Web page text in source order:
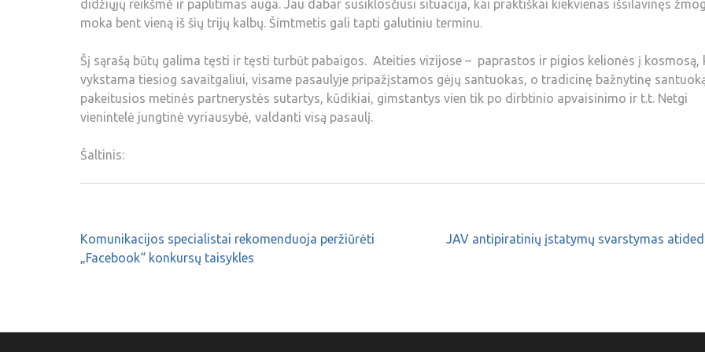
didžiųjų reikšmė ir paplitimas auga. Jau dabar susiklosčiusi situacija, kai praktiškai kiekvienas išsilavinęs
moka bent vieną iš šių trijų kalbų. Šimtmetis gali tapti galutiniu terminu.
Šį sąrašą būtų galima tęsti ir tęsti turbūt pabaigos. Ateities vizijose – paprastos ir pigios kelionės į kosmosą,
vykstama tiesiog savaitgaliui, visame pasaulyje pripažįstamos gėjų santuokas, o tradicinę bažnytinę
pakeitusios metinės partnerystės sutartys, kūdikiai, gimstantys vien tik po dirbtinio apvaisinimo ir t.t. Netgi
vienintelė jungtinė vyriausybė, valdanti visą pasaulį.
Šaltinis:
Komunikacijos specialistai rekomenduoja peržiūrėti
„Facebook“ konkursų taisykles
JAV antipiratinių įstatymų svarstymas